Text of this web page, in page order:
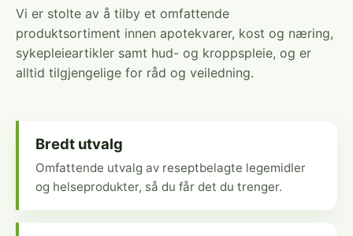
Vi er stolte av å tilby et omfattende
produktsortiment innen apotekvarer, kost og næring,
sykepleieartikler samt hud- og kroppspleie, og er
alltid tilgjengelige for råd og veiledning.
Bredt utvalg
Omfattende utvalg av reseptbelagte legemidler
og helseprodukter, så du får det du trenger.